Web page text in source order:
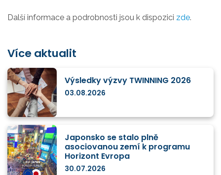
Další informace a podrobnosti jsou k dispozici zde.
Více aktualit
Výsledky výzvy TWINNING 2026
03.08.2026
Japonsko se stalo plně
asociovanou zemí k programu
Horizont Evropa
30.07.2026